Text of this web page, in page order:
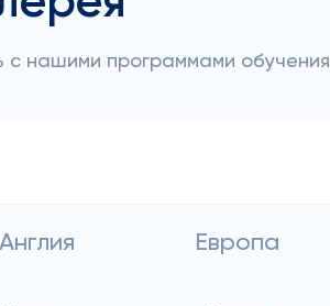
с нашими программами обучения
Англия Европа